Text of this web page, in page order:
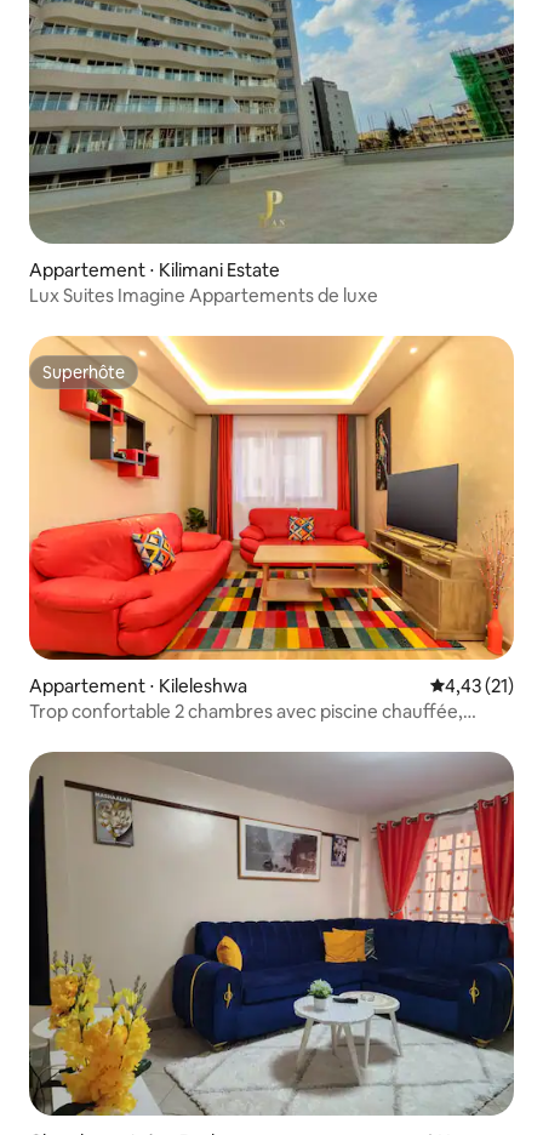
Appartement ⋅ Kilimani Estate
Lux Suites Imagine Appartements de luxe
Superhôte
Superhôte
Appartement ⋅ Kileleshwa Évaluation
4,43 (21)
Trop confortable 2 chambres avec piscine chauffée,